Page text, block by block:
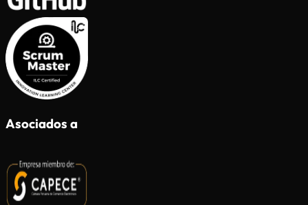
Asociados a